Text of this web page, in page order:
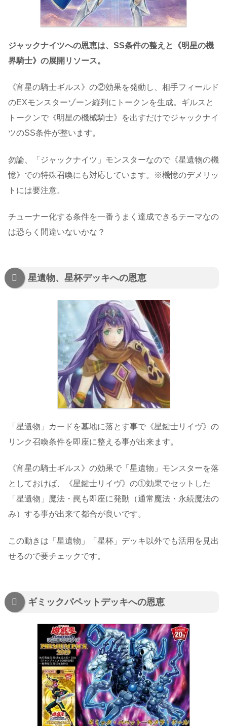
ジャックナイツへの恩恵は、SS条件の整えと《明星の機
界騎士》の展開リソース。
《宵星の騎士ギルス》の②効果を発動し、相手フィールド
のEXモンスターゾーン縦列にトークンを生成。ギルスと
トークンで《明星の機械騎士》を出すだけでジャックナイ
ツのSS条件が整います。
勿論、「ジャックナイツ」モンスターなので《星遺物の機
憶》での特殊召喚にも対応しています。※機憶のデメリッ
トには要注意。
チューナー化する条件を一番うまく達成できるテーマなの
は恐らく間違いないかな？
星遺物、星杯デッキへの恩恵
「星遺物」カードを墓地に落とす事で《星鍵士リイヴ》の
リンク召喚条件を即座に整える事が出来ます。
《宵星の騎士ギルス》の効果で「星遺物」モンスターを落
としておけば、《星鍵士リイヴ》の①効果でセットした
「星遺物」魔法・罠も即座に発動（通常魔法・永続魔法の
み）する事が出来て都合が良いです。
この動きは「星遺物」「星杯」デッキ以外でも活用を見出
せるので要チェックです。
ギミックパペットデッキへの恩恵